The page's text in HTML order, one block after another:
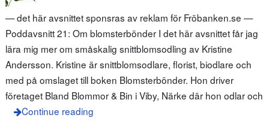
— det här avsnittet sponsras av reklam för Fröbanken.se —
Poddavsnitt 21: Om blomsterbönder I det här avsnittet får jag
lära mig mer om småskalig snittblomsodling av Kristine
Andersson. Kristine är snittblomsodlare, florist, biodlare och
med på omslaget till boken Blomsterbönder. Hon driver
företaget Bland Blommor & Bin i Viby, Närke där hon odlar och
Continue reading